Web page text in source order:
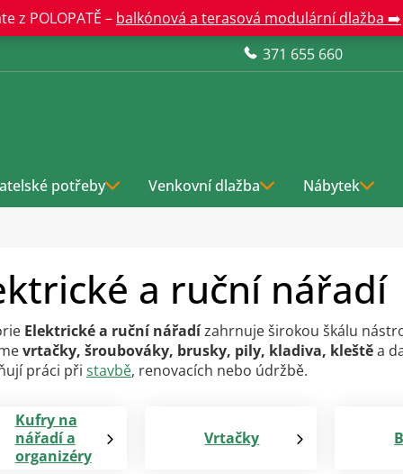
z POLOPATĚ – balkónová a terasová modulární dlažba ➡️
371 655 660
potřeby Venkovní dlažba Nábytek
a ruční nářadí
Elektrické a ruční nářadízahrnuje širokou škálu
vrtačky, šroubováky, brusky, pily, kladiva, kleštěa
práci při stavbě, renovacích nebo údržbě.
Kufry na
nářadí a
organizéry
Vrtačky